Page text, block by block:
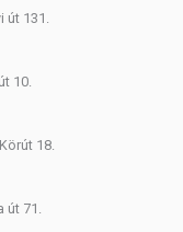
út 131.
10.
18.
út 71.